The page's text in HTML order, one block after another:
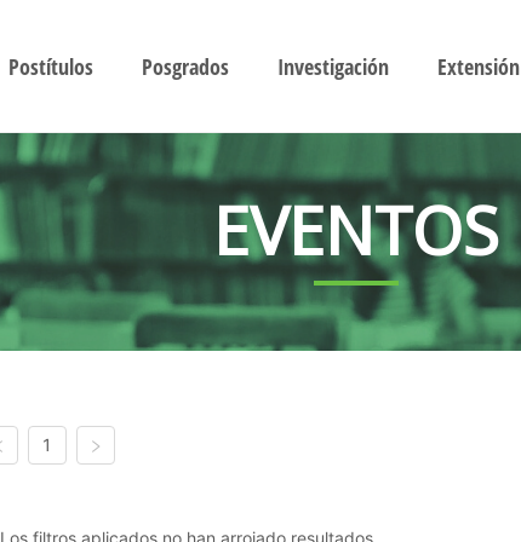
Postítulos Posgrados Investigación Extensión
EVENTOS
1
Los filtros aplicados no han arrojado resultados